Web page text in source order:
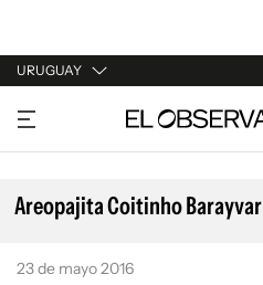
URUGUAY
URUGUAY
ARGENTINA
ESPAÑA
Areopajita Coitinho Barayvar
23 de mayo 2016